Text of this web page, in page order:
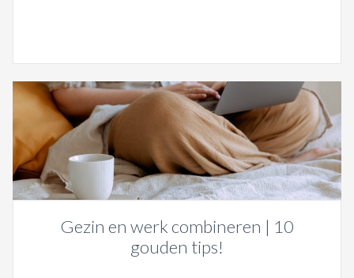
Gezin en werk combineren | 10
gouden tips!